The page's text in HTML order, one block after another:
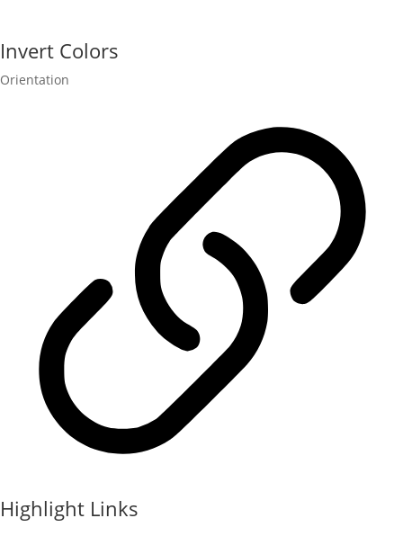
Invert Colors
Orientation
Highlight Links